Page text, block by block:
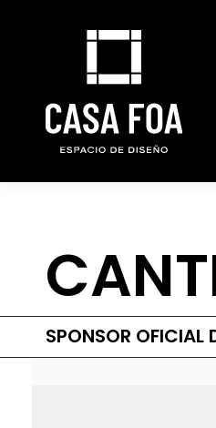
SPONSOR OFICIAL